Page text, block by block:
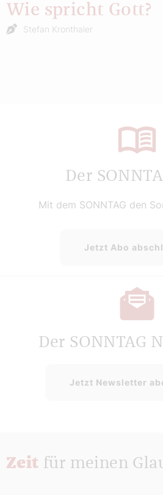
Wie spricht Gott?
Stefan Kronthaler
Der
Mit dem SONNTAG den
Jetzt Abo
Der SONNTAG
Jetzt Newsletter
Zeit für meinen